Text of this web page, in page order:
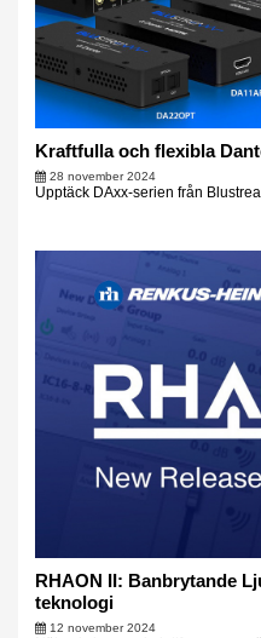
Kraftfulla och flexibla
28 november 2024
Upptäck DAxx-serien från
RHAON II: Banbrytande
teknologi
12 november 2024